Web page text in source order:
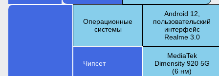
Операционные
системы
Android 12,
пользовательский
интерфейс
Realme 3.0
Чипсет
MediaTek
Dimensity 920 5G
(6 нм)